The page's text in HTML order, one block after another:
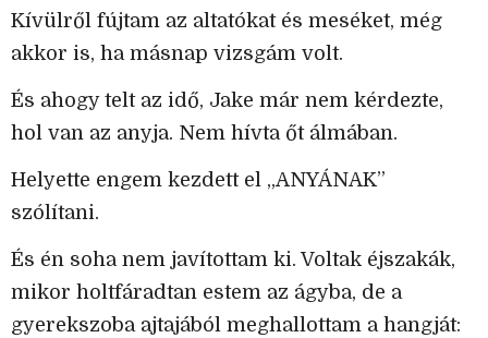
Kívülről fújtam az altatókat és meséket, még
akkor is, ha másnap vizsgám volt.
És ahogy telt az idő, Jake már nem kérdezte,
hol van az anyja. Nem hívta őt álmában.
Helyette engem kezdett el „ANYÁNAK”
szólítani.
És én soha nem javítottam ki. Voltak éjszakák,
mikor holtfáradtan estem az ágyba, de a
gyerekszoba ajtajából meghallottam a hangját: